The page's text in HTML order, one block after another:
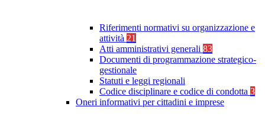
Riferimenti normativi su organizzazione e
attività 21
Atti amministrativi generali 83
Documenti di programmazione strategico-
gestionale
Statuti e leggi regionali
Codice disciplinare e codice di condotta 3
Oneri informativi per cittadini e imprese